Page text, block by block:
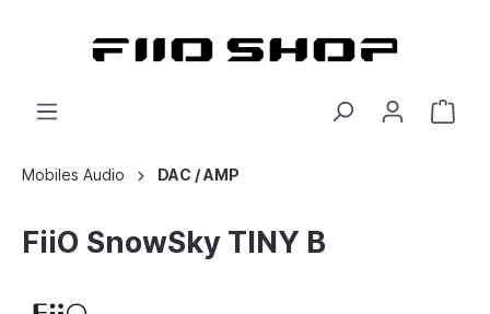
Mobiles Audio DAC / AMP
FiiO SnowSky TINY B